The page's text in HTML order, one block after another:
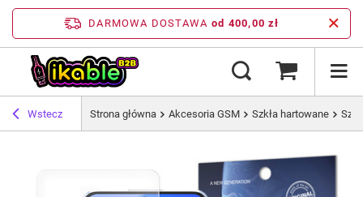
DARMOWA DOSTAWA od 400,00 zł
Wstecz Strona główna Akcesoria GSM Szkła hartowane